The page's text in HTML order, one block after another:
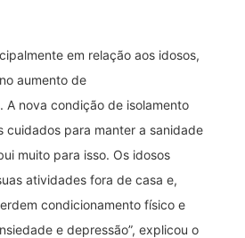
em relação aos idosos,
aumento de
A nova condição de isolamento
cuidados para manter a sanidade
muito para isso. Os idosos
atividades fora de casa e,
condicionamento físico e
e depressão”, explicou o